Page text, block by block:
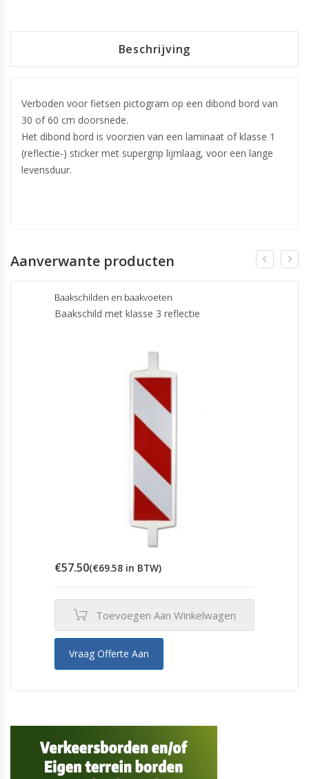
Beschrijving
Verboden voor fietsen pictogram op een dibond bord van
30 of 60 cm doorsnede.
Het dibond bord is voorzien van een laminaat of klasse 1
(reflectie-) sticker met supergrip lijmlaag, voor een lange
levensduur.
Aanverwante producten
Baakschilden en baakvoeten
Baakschild met klasse 3 reflectie
€57.50(€69.58 in BTW)
Toevoegen Aan Winkelwagen
Vraag Offerte Aan